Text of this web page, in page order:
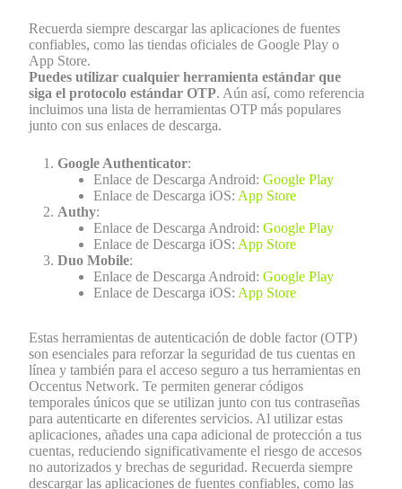
Recuerda siempre descargar las aplicaciones de fuentes
confiables, como las tiendas oficiales de Google Play o
App Store.
Puedes utilizar cualquier herramienta estándar que
siga el protocolo estándar OTP. Aún así, como referencia
incluimos una lista de herramientas OTP más populares
junto con sus enlaces de descarga.
Google Authenticator:
Enlace de Descarga Android: Google Play
Enlace de Descarga iOS: App Store
Authy:
Enlace de Descarga Android: Google Play
Enlace de Descarga iOS: App Store
Duo Mobile:
Enlace de Descarga Android: Google Play
Enlace de Descarga iOS: App Store
Estas herramientas de autenticación de doble factor (OTP)
son esenciales para reforzar la seguridad de tus cuentas en
línea y también para el acceso seguro a tus herramientas en
Occentus Network. Te permiten generar códigos
temporales únicos que se utilizan junto con tus contraseñas
para autenticarte en diferentes servicios. Al utilizar estas
aplicaciones, añades una capa adicional de protección a tus
cuentas, reduciendo significativamente el riesgo de accesos
no autorizados y brechas de seguridad. Recuerda siempre
descargar las aplicaciones de fuentes confiables, como las